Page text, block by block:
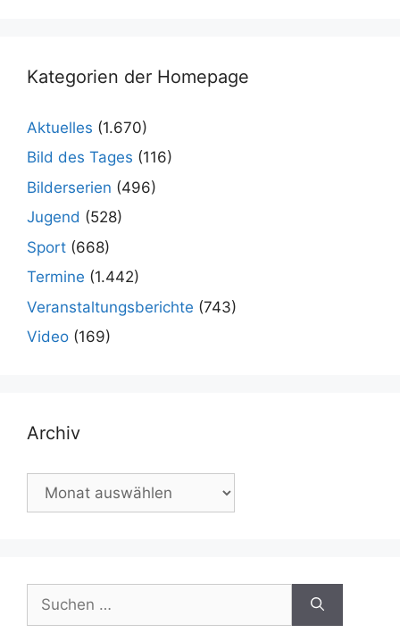
Kategorien der Homepage
Aktuelles (1.670)
Bild des Tages (116)
Bilderserien (496)
Jugend (528)
Sport (668)
Termine (1.442)
Veranstaltungsberichte (743)
Video (169)
Archiv
Archiv
Suchen
nach: